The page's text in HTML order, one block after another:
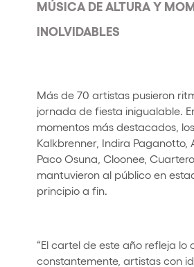
MÚSICA DE ALTURA Y
INOLVIDABLES
Más de 70 artistas pusieron
jornada de fiesta inigualable.
momentos más destacados,
Kalkbrenner, Indira Paganotto,
Paco Osuna, Cloonee,
mantuvieron al público en
principio a fin.
“El cartel de este año refleja lo
constantemente, artistas con